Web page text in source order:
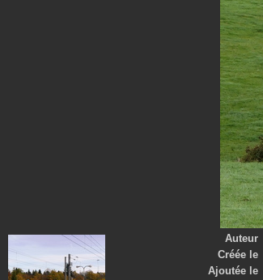
Auteur
Créée le
Ajoutée le